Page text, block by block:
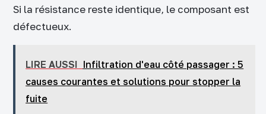
Si la résistance reste identique, le composant est
défectueux.
LIRE AUSSI Infiltration d'eau côté passager : 5
causes courantes et solutions pour stopper la
fuite